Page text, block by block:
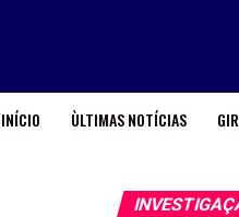
INÍCIO ÙLTIMAS NOTÍCIAS